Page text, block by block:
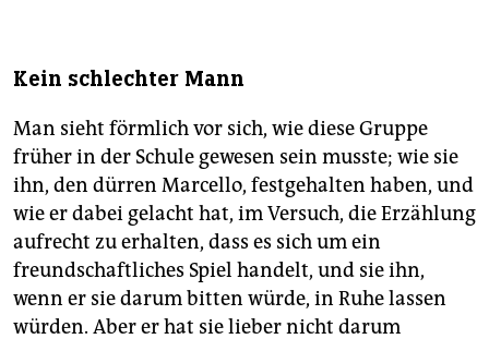
Kein schlechter Mann
Man sieht förmlich vor sich, wie diese Gruppe
früher in der Schule gewesen sein musste; wie sie
ihn, den dürren Marcello, festgehalten haben, und
wie er dabei gelacht hat, im Versuch, die Erzählung
aufrecht zu erhalten, dass es sich um ein
freundschaftliches Spiel handelt, und sie ihn,
wenn er sie darum bitten würde, in Ruhe lassen
würden. Aber er hat sie lieber nicht darum